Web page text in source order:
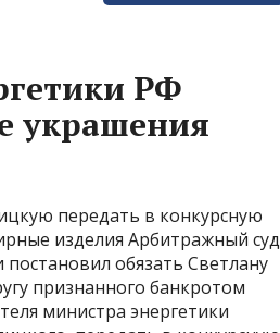
РФ
украшения
передать в конкурсную
изделия Арбитражный суд
постановил обязать Светлану
признанного банкротом
министра энергетики